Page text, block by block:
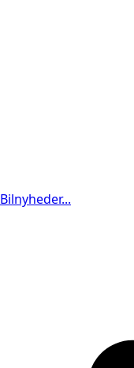
Bilnyheder...